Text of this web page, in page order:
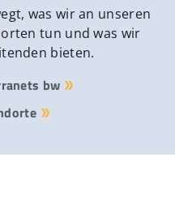
erlauben
was wir an unseren
tun und was wir
bieten.
bw